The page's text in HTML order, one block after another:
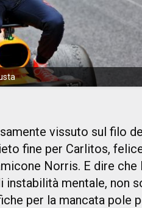
vissuto sul filo
fine per Carlitos,
Norris. E dire che
instabilità mentale, non
per la mancata pole